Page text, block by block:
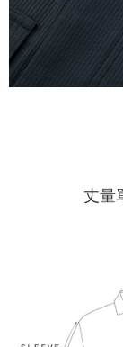
丈量